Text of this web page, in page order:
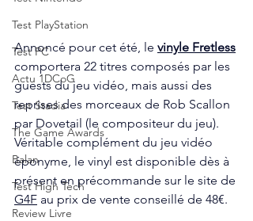
Test PlayStation
Test PC
Actu 1DCoG
Test Stadia
The Game Awards
Balan
Test High Tech
Review Livre
Annoncé pour cet été, le vinyle Fretless
comportera 22 titres composés par les
guests du jeu vidéo, mais aussi des
reprises des morceaux de Rob Scallon
par Dovetail (le compositeur du jeu).
Véritable complément du jeu vidéo
éponyme, le vinyl est disponible dès à
présent en précommande sur le site de
G4F au prix de vente conseillé de 48€.